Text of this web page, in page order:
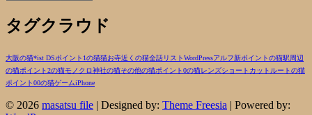
ゴ
リ
タグクラウド
大阪の猫*ist DSポイント1の猫猫お寺近くの猫全話リストWordPressアルフ新ポイントの猫駅周辺
の猫ポイント2の猫モノクロ神社の猫その他の猫ポイント0の猫レンズショートカットルートの猫
ポイント00の猫ゲームiPhone
© 2026 masatsu file | Designed by: Theme Freesia | Powered by: